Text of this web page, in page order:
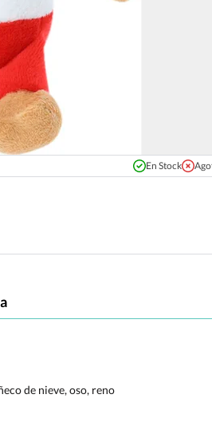
En Stock
de nieve, oso, reno